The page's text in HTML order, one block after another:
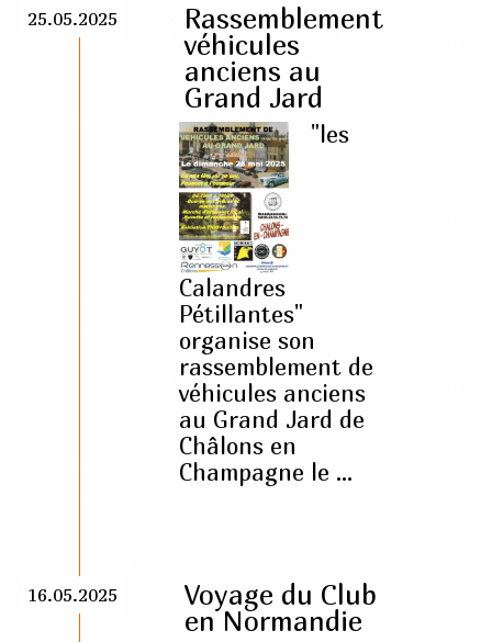
25.05.2025
Rassemblement
véhicules
anciens au
Grand Jard
"les
Calandres
Pétillantes"
organise son
rassemblement de
véhicules anciens
au Grand Jard de
Châlons en
Champagne le ...
16.05.2025
Voyage du Club
en Normandie